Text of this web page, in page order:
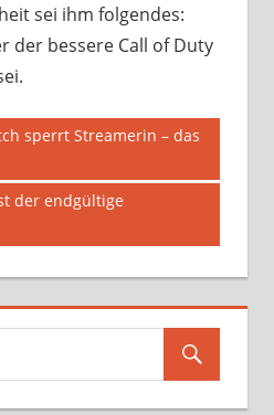
sei ihm folgendes:
der bessere Call of Duty
sperrt Streamerin – das
der endgültige